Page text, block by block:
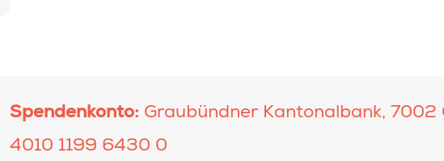
Spendenkonto: Graubündner Kantonalbank, 7002
4010 1199 6430 0